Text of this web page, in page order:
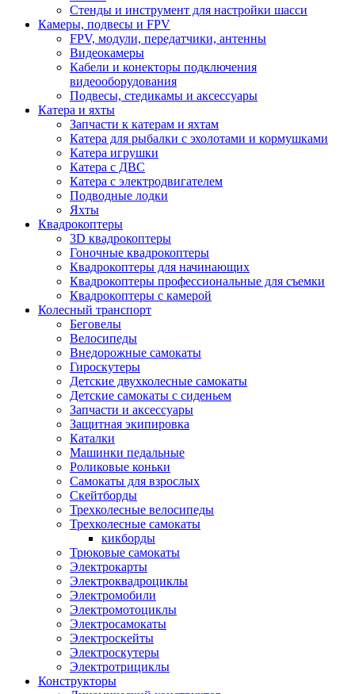
Стенды и инструмент для настройки шасси
Камеры, подвесы и FPV
FPV, модули, передатчики, антенны
Видеокамеры
Кабели и конекторы подключения
видеооборудования
Подвесы, стедикамы и аксессуары
Катера и яхты
Запчасти к катерам и яхтам
Катера для рыбалки с эхолотами и кормушками
Катера игрушки
Катера с ДВС
Катера с электродвигателем
Подводные лодки
Яхты
Квадрокоптеры
3D квадрокоптеры
Гоночные квадрокоптеры
Квадрокоптеры для начинающих
Квадрокоптеры профессиональные для съемки
Квадрокоптеры с камерой
Колесный транспорт
Беговелы
Велосипеды
Внедорожные самокаты
Гироскутеры
Детские двухколесные самокаты
Детские самокаты с сиденьем
Запчасти и аксессуары
Защитная экипировка
Каталки
Машинки педальные
Роликовые коньки
Самокаты для взрослых
Скейтборды
Трехколесные велосипеды
Трехколесные самокаты
кикборды
Трюковые самокаты
Электрокарты
Электроквадроциклы
Электромобили
Электромотоциклы
Электросамокаты
Электроскейты
Электроскутеры
Электротрициклы
Конструкторы